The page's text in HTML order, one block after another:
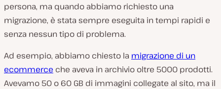
persona, ma quando abbiamo richiesto una
migrazione, è stata sempre eseguita in tempi rapidi e
senza nessun tipo di problema.
Ad esempio, abbiamo chiesto la migrazione di un
ecommerce che aveva in archivio oltre 5000 prodotti.
Avevamo 50 o 60 GB di immagini collegate al sito, ma il